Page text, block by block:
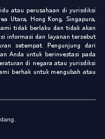
atau perusahaan di yurisdiksi
Utara, Hong Kong, Singapura,
tidak berlaku dan tidak akan
informasi dan layanan tersebut
setempat. Pengunjung dari
Anda untuk berinvestasi pada
di negara atau yurisdiksi
berhak untuk mengubah atau